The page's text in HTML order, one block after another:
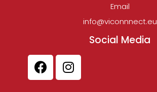
Email
info@viconnnect.eu
Social Media